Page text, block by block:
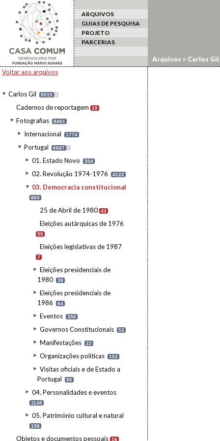
ARQUIVOS
GUIAS DE PESQUISA
PROJETO
PARCERIAS
Voltar aos arquivos
Carlos Gil 8515 I
Cadernos de reportagem 15
Fotografias 8461
Internacional 1774
Portugal 6687 I
01. Estado Novo 354
02. Revolução 1974-1976 4122
03. Democracia constitucional
865
25 de Abril de 1980 43
Eleições autárquicas de 1976
55
Eleições legislativas de 1987
7
Eleições presidenciais de
1980
38
Eleições presidenciais de
1986
64
Eventos 350
Governos Constitucionais 53
Manifestações 22
Organizações políticas 153
Visitas oficiais e de Estado a
Portugal
80
04. Personalidades e eventos
1148
05. Património cultural e natural
198
Objetos e documentos pessoais 16
Arquivos > Carlos Gil